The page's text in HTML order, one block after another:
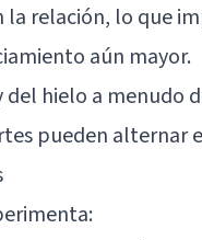
la relación, lo que
aún mayor.
del hielo a menudo
pueden alternar